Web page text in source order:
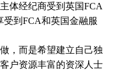
体经纪商受到英国FCA
到FCA和英国金融服
，而是希望建立自己独
户资源丰富的资深人士